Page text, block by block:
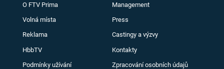
O FTV Prima Management
Volná místa Press
Reklama Castingy a výzvy
HbbTV Kontakty
Podmínky užívání Zpracování osobních údajů